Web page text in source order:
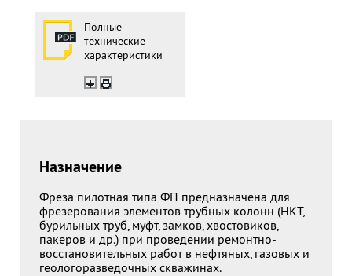
Полные
технические
характеристики
Назначение
Фреза пилотная типа ФП предназначена для
фрезерования элементов трубных колонн (НКТ,
бурильных труб, муфт, замков, хвостовиков,
пакеров и др.) при проведении ремонтно-
восстановительных работ в нефтяных, газовых и
геологоразведочных скважинах.